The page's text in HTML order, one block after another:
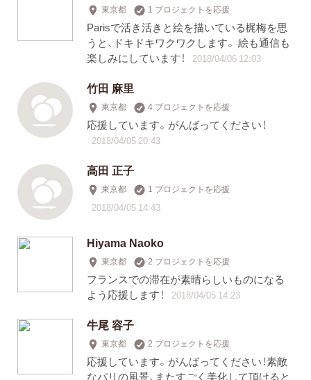
東京都 1 プロジェクトを応援
Parisで活き活きと絵を描いている梶梅を思
うと、ドキドキワクワクします。 絵も通信も
楽しみにしています！
2018/04/06 12:03
竹田 麻里
東京都 4 プロジェクトを応援
応援しています。がんばってください！
2018/04/05 20:43
高田 正子
東京都 1 プロジェクトを応援
2018/04/05 14:43
Hiyama Naoko
東京都 2 プロジェクトを応援
フランスでの滞在が素晴らしいものになる
よう応援します！
2018/04/05 14:23
牛尾 容子
東京都 2 プロジェクトを応援
応援しています。がんばってください！素敵
なパリの風景、またすごく美化して頂けると